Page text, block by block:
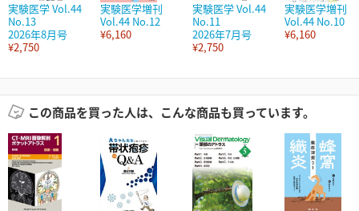
実験医学 Vol.44
No.13
2026年8月号
¥2,750
実験医学増刊
Vol.44 No.12
¥6,160
実験医学 Vol.44
No.11
2026年7月号
¥2,750
実験医学増刊
Vol.44 No.10
¥6,160
この商品を買った人は、こんな商品も買っています。